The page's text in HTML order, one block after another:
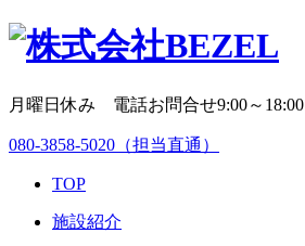
月曜日休み 電話お問合せ9:00～18:00
080-3858-5020 （担当直通）
TOP
施設紹介